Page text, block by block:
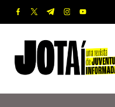
Saltar
contenido
facebook.com
twitter.com
t.me instagram.com
youtube.com
o
t
revista
de
Informada